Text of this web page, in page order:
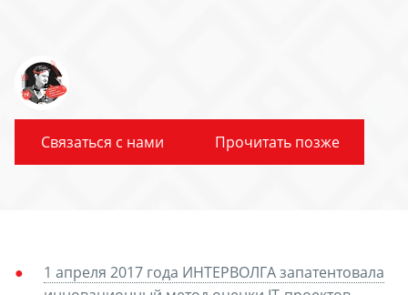
Связаться с нами Прочитать позже
1 апреля 2017 года ИНТЕРВОЛГА запатентовала